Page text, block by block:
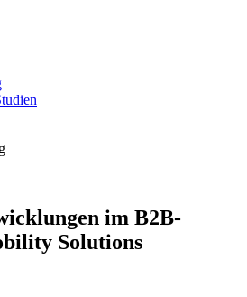
im B2B-
Solutions